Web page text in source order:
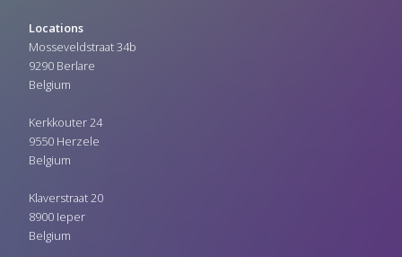
Locations
Mosseveldstraat 34b
9290 Berlare
Belgium
Kerkkouter 24
9550 Herzele
Belgium
Klaverstraat 20
8900 Ieper
Belgium